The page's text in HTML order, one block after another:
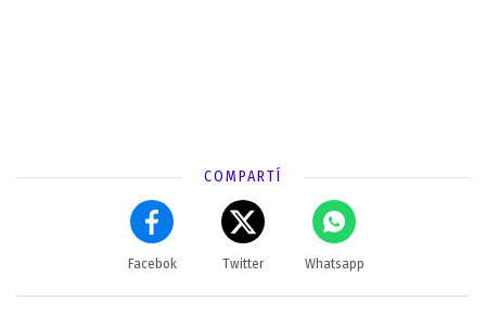
COMPARTÍ
Facebok Twitter Whatsapp